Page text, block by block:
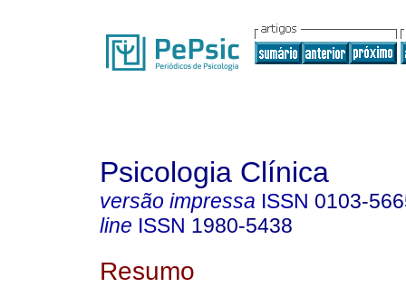
Psicologia Clínica
versão impressa ISSN 0103-
line ISSN 1980-5438
Resumo